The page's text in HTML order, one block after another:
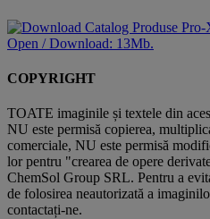
Open / Download: 13Mb.
COPYRIGHT
TOATE imaginile și textele din
NU este permisă copierea,
comerciale, NU este permisă
lor pentru "crearea de opere
ChemSol Group SRL. Pentru a
de folosirea neautorizată a
contactați-ne.